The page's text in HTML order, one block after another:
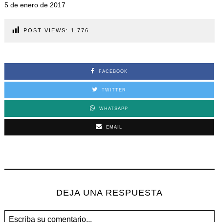
5 de enero de 2017
POST VIEWS: 1.776
FACEBOOK
TWITTER
WHATSAPP
EMAIL
DEJA UNA RESPUESTA